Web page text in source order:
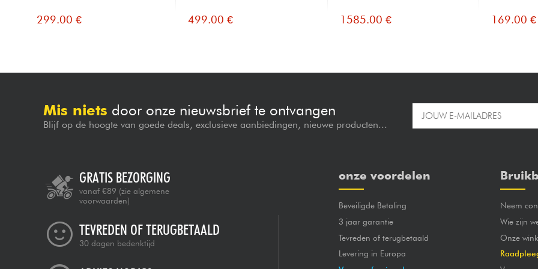
299.00 € 499.00 € 1585.00 € 169.00 €
Mis niets door onze nieuwsbrief te ontvangen
Blijf op de hoogte van goede deals, exclusieve aanbiedingen, nieuwe producten...
GRATIS BEZORGING
vanaf €89 (zie algemene
voorwaarden)
TEVREDEN OF TERUGBETAALD
30 dagen bedenktijd
onze voordelen
Beveiligde Betaling
3 jaar garantie
Tevreden of terugbetaald
Levering in Europa
Neem
Wie zijn
Onze